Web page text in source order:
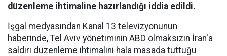
düzenleme ihtimaline hazırlandığı iddia edildi.
İşgal medyasından Kanal 13 televizyonunun
haberinde, Tel Aviv yönetiminin ABD olmaksızın İran'a
saldırı düzenleme ihtimalini hala masada tuttuğu